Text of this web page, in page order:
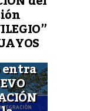
entra